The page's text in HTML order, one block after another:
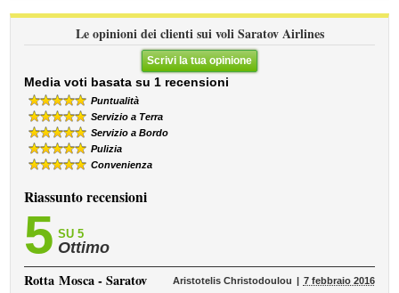
Le opinioni dei clienti sui voli Saratov Airlines
Scrivi la tua opinione
Media voti basata su 1 recensioni
Puntualità
Servizio a Terra
Servizio a Bordo
Pulizia
Convenienza
Riassunto recensioni
5 SU 5
Ottimo
RottaMosca - Saratov Aristotelis Christodoulou 7 febbraio 2016